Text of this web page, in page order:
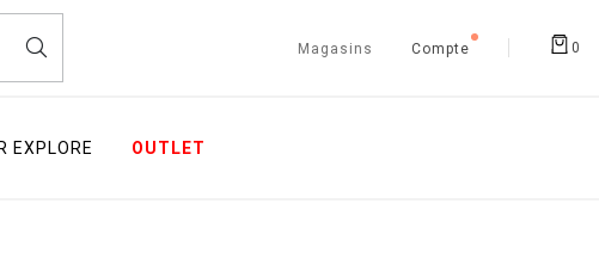
Magasins Compte 0
EXPLORE OUTLET